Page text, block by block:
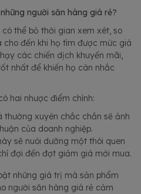
người săn hàng giá rẻ?
thể bỏ thời gian xem xét, so
đến khi họ tìm được mức giá
các chiến dịch khuyến mãi,
nhất để khiến họ cân nhắc
hai nhược điểm chính:
thường xuyên chắc chắn sẽ ảnh
của doanh nghiệp.
sẽ nuôi dưỡng một thói quen
đợi đến đợt giảm giá mới mua.
những giá trị mà sản phẩm
người săn hàng giá rẻ cảm